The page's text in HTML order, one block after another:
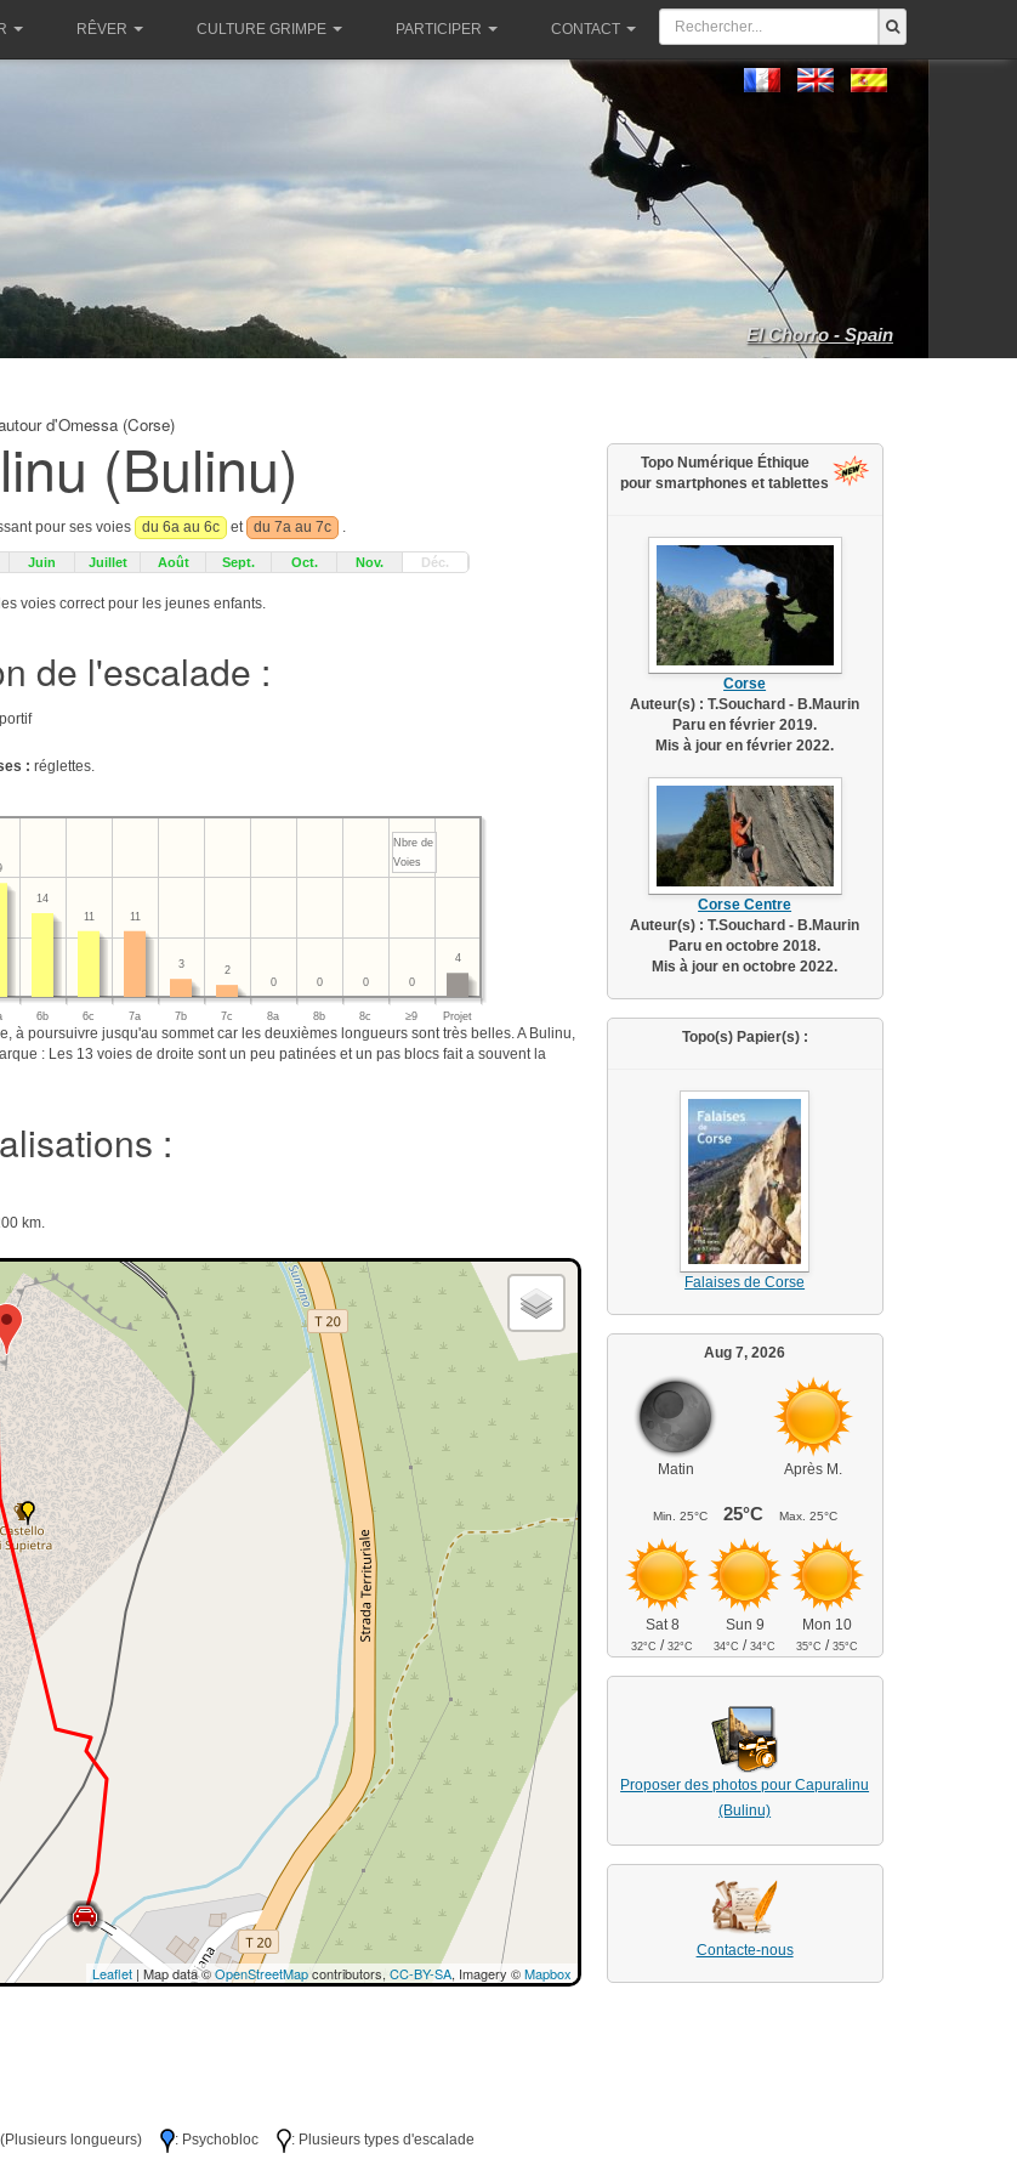
RÊVER CULTURE GRIMPE PARTICIPER CONTACT
El Chorro - Spain
d'Omessa (Corse)
(Bulinu)
pour ses voies du 6a au 6c et du 7a au 7c .
Juin Juillet Août Sept. Oct. Nov. Déc.
voies correct pour les jeunes enfants.
de l'escalade :
: réglettes.
6b 6c 7a 7b 7c 8a 8b 8c ≥9 Projet
Nbre de
Voies
4
0
0
0
0
2
3
11
11
14
à poursuivre jusqu'au sommet car les deuxièmes longueurs sont très belles. A Bulinu,
: Les 13 voies de droite sont un peu patinées et un pas blocs fait a souvent la
:
km.
Leaflet| Map data ©OpenStreetMapcontributors, CC-BY-SA, Imagery ©Mapbox
(Plusieurs longueurs) : Psychobloc : Plusieurs types d'escalade
Topo Numérique Éthique
pour smartphones et tablettes
Corse
Auteur(s) : T.Souchard - B.Maurin
Paru en février 2019.
Mis à jour en février 2022.
Corse Centre
Auteur(s) : T.Souchard - B.Maurin
Paru en octobre 2018.
Mis à jour en octobre 2022.
Topo(s) Papier(s) :
Falaises de Corse
Aug 7, 2026
Matin Après M.
Min. 25°C 25°C Max. 25°C
Sat 8
32°C /32°C
Sun 9
34°C /34°C
Mon 10
35°C /35°C
Proposer des photos pour Capuralinu
(Bulinu)
Contacte-nous